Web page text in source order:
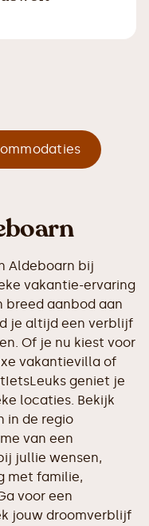
Aldeboarn bij
vakantie-ervaring
breed aanbod aan
je altijd een verblijf
Of je nu kiest voor
vakantievilla of
geniet je
locaties. Bekijk
in de regio
van een
jullie wensen,
met familie,
voor een
jouw droomverblijf